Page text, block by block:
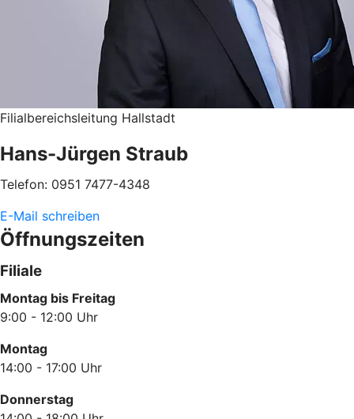
Filialbereichsleitung Hallstadt
Hans-Jürgen Straub
Telefon: 0951 7477-4348
E-Mail schreiben
Öffnungszeiten
Filiale
Montag bis Freitag
9:00 - 12:00 Uhr
Montag
14:00 - 17:00 Uhr
Donnerstag